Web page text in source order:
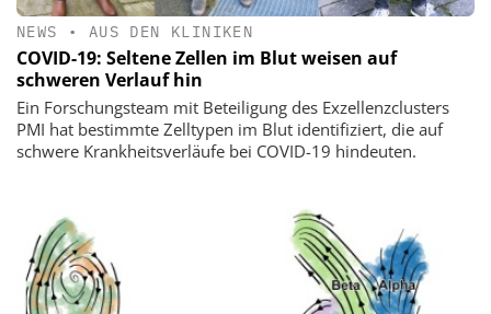
NEWS • AUS DEN KLINIKEN
COVID-19: Seltene Zellen im Blut weisen auf
schweren Verlauf hin
Ein Forschungsteam mit Beteiligung des Exzellenzclusters
PMI hat bestimmte Zelltypen im Blut identifiziert, die auf
schwere Krankheitsverläufe bei COVID-19 hindeuten.